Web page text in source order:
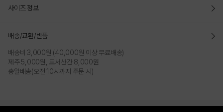
심플한 디자인에 포인트를 더해 언제 꺼내 입어도 후회 없는 선택
가능
가능하다
사이즈 정보
배송/교환/반품
배송비 3,000원 (40,000원 이상 무료배송)
제주 5,000원, 도서산간 8,000원
총알배송(오전 10시까지 주문 시)